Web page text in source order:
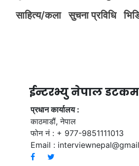
साहित्य/कला
सुचना प्रविधि
ईन्टरभ्यु नेपाल डटकम
प्रधान कार्यालय :
काठमाडौं, नेपाल
फोन नं : + 977-9851111013
Email :